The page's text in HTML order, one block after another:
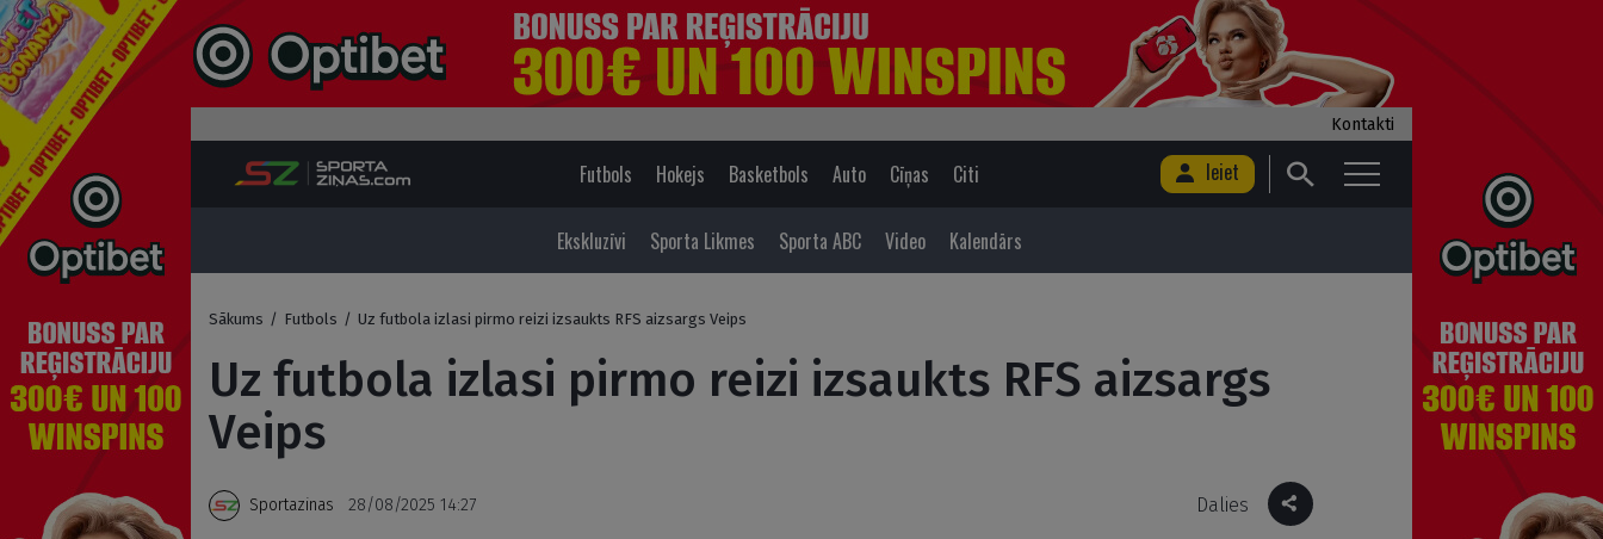
Kontakti
Futbols Hokejs Basketbols Auto Cīņas Citi Ieiet
Ekskluzīvi Sporta Likmes Sporta ABC Video Kalendārs
Sākums / Futbols / Uz futbola izlasi pirmo reizi izsaukts RFS aizsargs Veips
Uz futbola izlasi pirmo reizi izsaukts RFS aizsargs
Veips
Sportazinas 28/08/2025 14:27 Dalies